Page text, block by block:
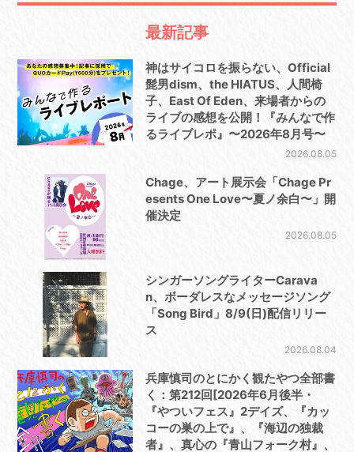
最新記事
神はサイコロを振らない、Official
髭男dism、the HIATUS、人間椅
子、East Of Eden、来場者からの
ライブの感想を公開！『みんなで作
るライブレポ』〜2026年8月号〜
2026.08.05
Chage、アート展示会「Chage Pr
esents One Love〜夏ノ余白〜」開
催決定
2026.08.05
シンガーソングライターCarava
n、ボーダレスなメッセージソング
「Song Bird」8/9(日)配信リリー
ス
2026.08.04
兵庫慎司のとにかく観たやつ全部書
く：第212回[2026年6月後半・
『やついフェス』2デイズ、『カッ
コーの巣の上で』、『海辺の独裁
者』、真心の『青山フォーク村』、